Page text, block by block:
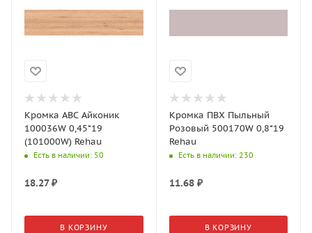
Кромка АВС Айконик
100036W 0,45*19
(101000W) Rehau
Есть в наличии: 50
18.27₽
В КОРЗИНУ
Кромка ПВХ Пыльный
Розовый 500170W 0,8*19
Rehau
Есть в наличии: 230
11.68₽
В КОРЗИНУ